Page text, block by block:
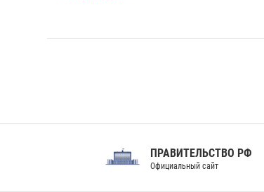
ПРАВИТЕЛЬСТВО РФ
Официальный сайт